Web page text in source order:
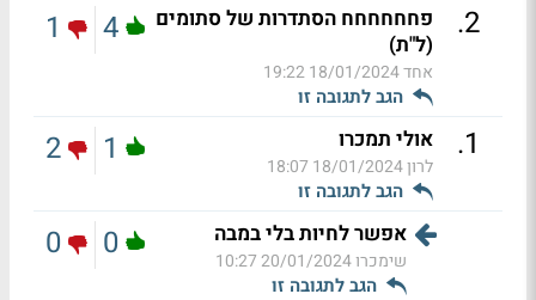
2
.
פחחחחחח הסתדרות של סתומים
(ל"ת)
אחד18/01/2024 19:22
הגב לתגובה זו
4
1
1
. אולי תמכרו
לרון18/01/2024 18:07
הגב לתגובה זו
1
2
אפשר לחיות בלי במבה
שימכרו20/01/2024 10:27
הגב לתגובה זו
0
0